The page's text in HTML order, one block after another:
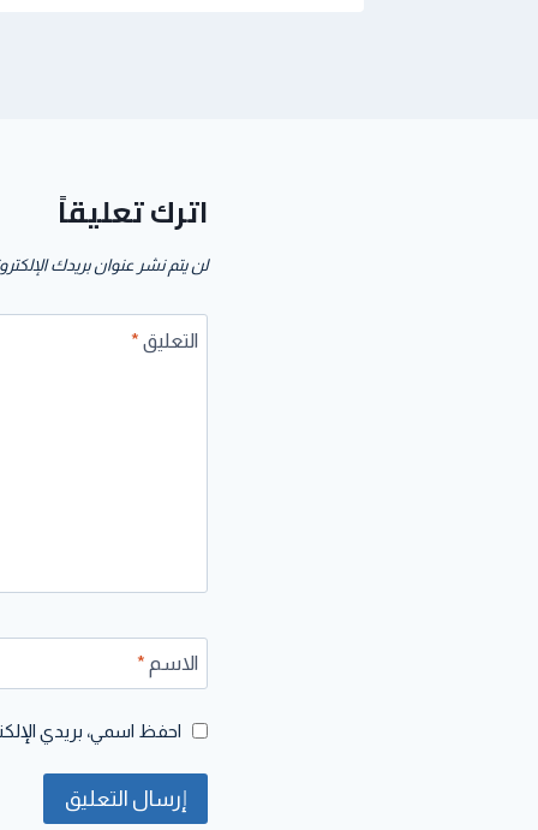
اترك تعليقاً
لن يتم نشر عنوان بريدك
التعليق *
الاسم *
احفظ اسمي، بريدي